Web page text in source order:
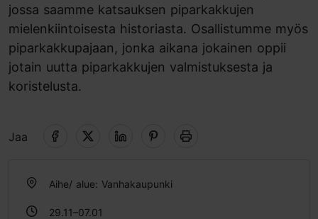
jossa saamme katsauksen piparkakkujen
mielenkiintoisesta historiasta. Osallistumme myös
piparkakkupajaan, jonka aikana jokainen oppii
jotain uutta piparkakkujen valmistuksesta ja
koristelusta.
Jaa
Aihe/ alue: Vanhakaupunki
29.11–07.01